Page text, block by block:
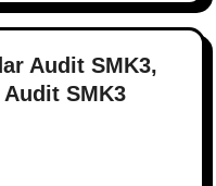
Audit SMK3,
SMK3